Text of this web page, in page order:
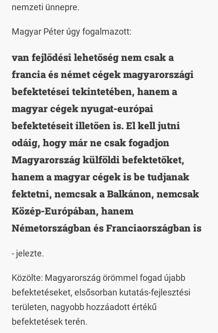
nemzeti ünnepre.
Magyar Péter úgy fogalmazott:
van fejlődési lehetőség nem csak a
francia és német cégek magyarországi
befektetései tekintetében, hanem a
magyar cégek nyugat-európai
befektetéseit illetően is. El kell jutni
odáig, hogy már ne csak fogadjon
Magyarország külföldi befektetőket,
hanem a magyar cégek is be tudjanak
fektetni, nemcsak a Balkánon, nemcsak
Közép-Európában, hanem
Németországban és Franciaországban is
- jelezte.
Közölte: Magyarország örömmel fogad újabb
befektetéseket, elsősorban kutatás-fejlesztési
területen, nagyobb hozzáadott értékű
befektetések terén.